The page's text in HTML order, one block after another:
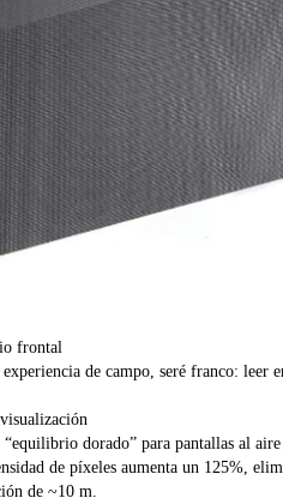
frontal
de campo, seré franco: leer
“equilibrio dorado” para pantallas al
de píxeles aumenta un 125%,
de ~10 m.